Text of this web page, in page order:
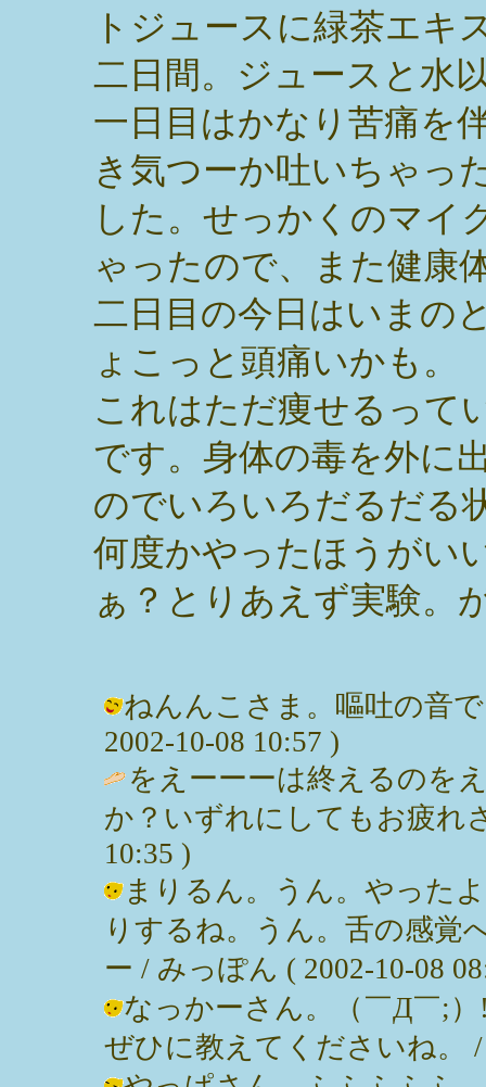
トジュースに緑茶エキ
二日間。ジュースと水
一日目はかなり苦痛を
き気つーか吐いちゃっ
した。せっかくのマイ
ゃったので、また健康
二日目の今日はいまの
ょこっと頭痛いかも。
これはただ痩せるって
です。身体の毒を外に
のでいろいろだるだる
何度かやったほうがい
ぁ？とりあえず実験。
ねんんこさま。嘔吐の音
2002-10-08 10:57 )
をえーーーは終えるのを
か？いずれにしてもお疲れ
10:35 )
まりるん。うん。やった
りするね。うん。舌の感覚
ー / みっぽん ( 2002-10-08
なっかーさん。（￣Д￣;
ぜひに教えてくださいね。